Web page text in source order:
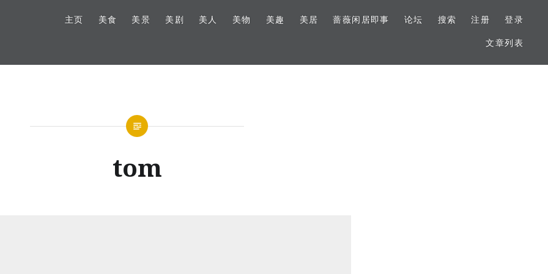
主页 美食 美景 美剧 美人 美物 美趣 美居 蔷薇闲居即事 论坛 搜索 注册 登录
文章列表
tom